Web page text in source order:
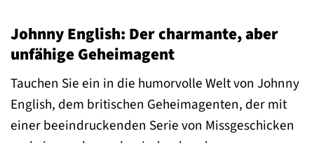
Johnny English: Der charmante, aber
unfähige Geheimagent
Tauchen Sie ein in die humorvolle Welt von Johnny
English, dem britischen Geheimagenten, der mit
einer beeindruckenden Serie von Missgeschicken